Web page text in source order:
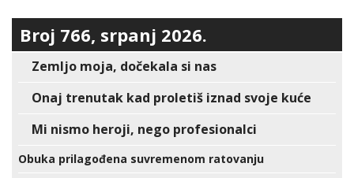
Broj 766, srpanj 2026.
Zemljo moja, dočekala si nas
Onaj trenutak kad proletiš iznad svoje kuće
Mi nismo heroji, nego profesionalci
Obuka prilagođena suvremenom ratovanju